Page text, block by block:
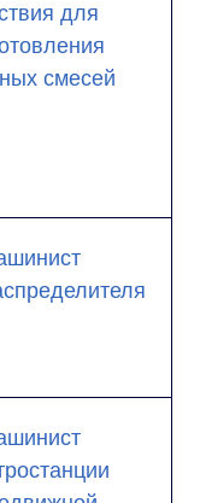
для
смесей